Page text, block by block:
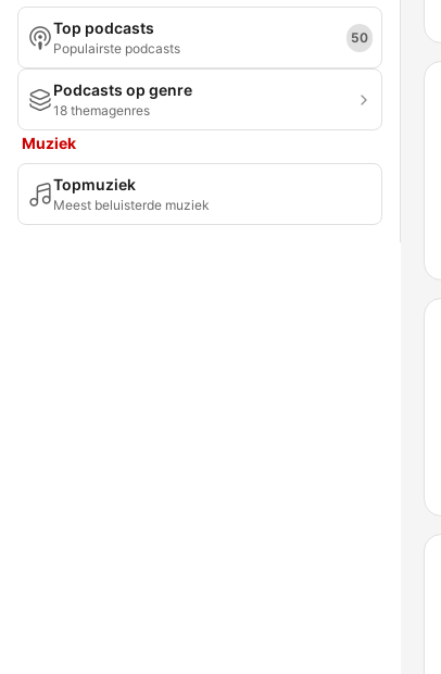
Top podcasts
Populairste podcasts
50
Podcasts op genre
18 themagenres
Muziek
Topmuziek
Meest beluisterde muziek